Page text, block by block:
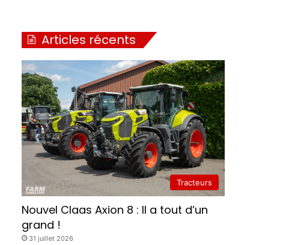
Articles récents
Tracteurs
Nouvel Claas Axion 8 : Il a tout d’un
grand !
31 juillet 2026